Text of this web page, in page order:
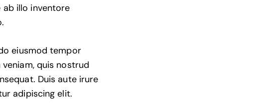
ab illo inventore
eiusmod tempor
quis nostrud
Duis aute irure
adipiscing elit.